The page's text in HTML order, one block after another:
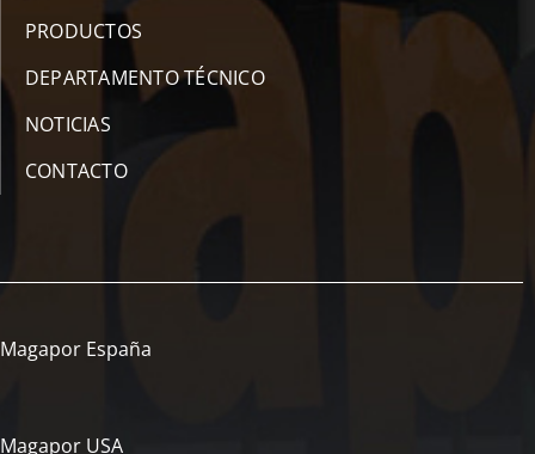
PRODUCTOS
DEPARTAMENTO TÉCNICO
NOTICIAS
CONTACTO
Magapor España
Magapor USA